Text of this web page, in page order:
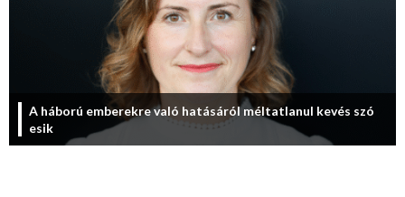
A háború emberekre való hatásáról méltatlanul kevés szó
esik